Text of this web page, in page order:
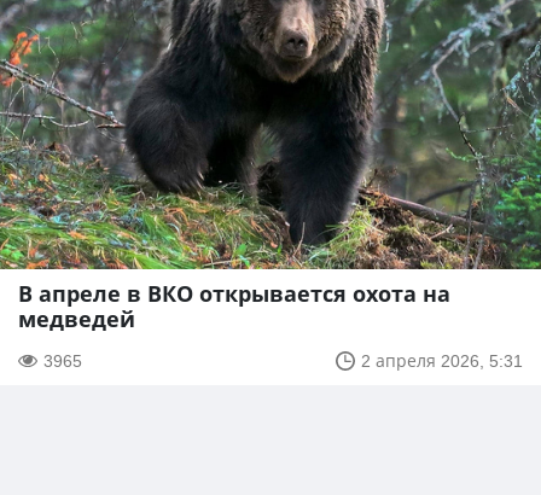
В апреле в ВКО открывается охота на
медведей
3965 2 апреля 2026, 5:31